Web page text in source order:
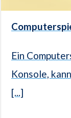
Ein
Konsole,
[...]